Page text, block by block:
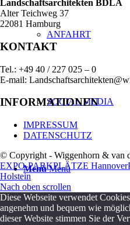
ANFAHRT
SOCIAL MEDIA
Menü Menü
Landschaftsarchitekten BDLA
Alter Teichweg 37
22081 Hamburg
KONTAKT
Tel.: +49 40 / 227 025 – 0
E-mail:
INFORMATIONEN
IMPRESSUM
DATENSCHUTZ
© Copyright - Wiggenhorn & van
EXPO-PARKPLÄTZE Hannover
Holstein
Nach oben scrollen
Diese Webseite verwendet
angenehm und bequem wie
dieser Website stimmen Sie der